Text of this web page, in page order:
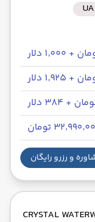
تومان
و رزرو رایگان